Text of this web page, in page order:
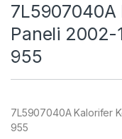
Paneli 2002-
955
7L5907040A Kalorifer
955